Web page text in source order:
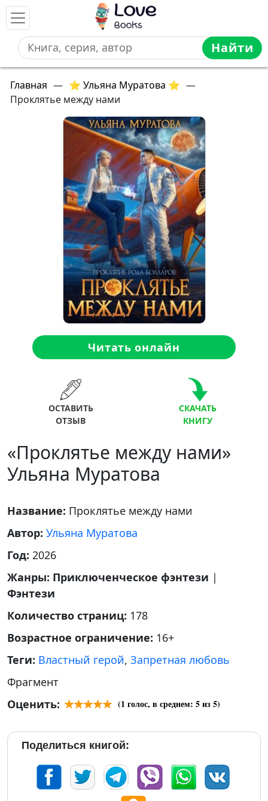
Найти
Главная — ⭐ Ульяна Муратова ⭐ —
Проклятье между нами
Читать онлайн
ОСТАВИТЬ
ОТЗЫВ
СКАЧАТЬ
КНИГУ
«Проклятье между нами»
Ульяна Муратова
Название: Проклятье между нами
Автор: Ульяна Муратова
Год: 2026
Жанры: Приключенческое фэнтези |
Фэнтези
Количество страниц: 178
Возрастное ограничение: 16+
Теги: Властный герой, Запретная любовь
Фрагмент
Оценить:
(1 голос, в среднем: 5из 5)
Поделиться книгой: